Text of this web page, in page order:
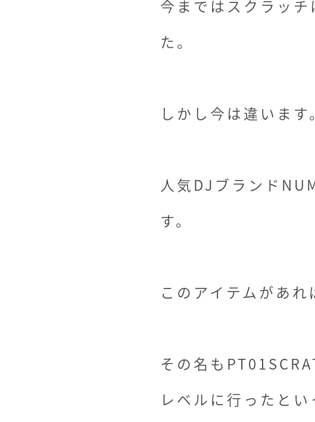
今まではスクラッ
た。
しかし今は違います。
人気DJブランド
す。
このアイテムがあれ
その名も
レベルに行ったとい